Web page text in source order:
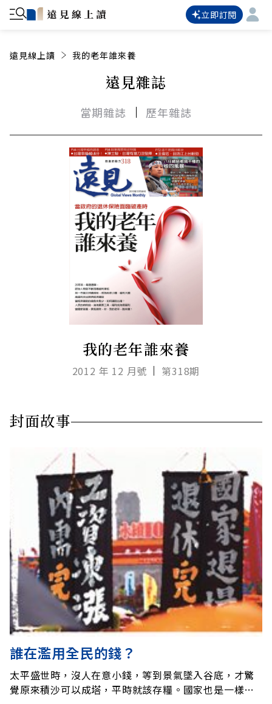
立即訂閱
遠見線上讀 我的老年誰來養
遠見雜誌
當期雜誌 歷年雜誌
我的老年誰來養
2012 年 12 月號 第318期
封面故事
誰在濫用全民的錢？
太平盛世時，沒人在意小錢，等到景氣墜入谷底，才驚
覺原來積沙可以成塔，平時就該存糧。國家也是一樣，